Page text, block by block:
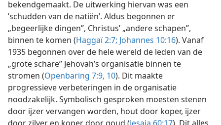
bekendgemaakt. De uitwerking hiervan was een
’schudden van de natiën’. Aldus begonnen er
„begeerlijke dingen”, Christus’ „andere schapen”,
binnen te komen (Haggaï 2:7; Johannes 10:16). Vanaf
1935 begonnen over de hele wereld de leden van de
„grote schare” Jehovah’s organisatie binnen te
stromen (Openbaring 7:9, 10). Dit maakte
progressieve verbeteringen in de organisatie
noodzakelijk. Symbolisch gesproken moesten stenen
door ijzer vervangen worden, hout door koper, ijzer
door zilver en koper door goud (Jesaja 60:17). Dit alles